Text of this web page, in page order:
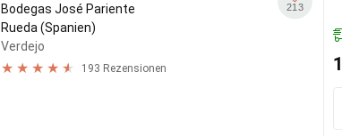
Bodegas José Pariente
Rueda (Spanien)
Verdejo
193 Rezensionen
213